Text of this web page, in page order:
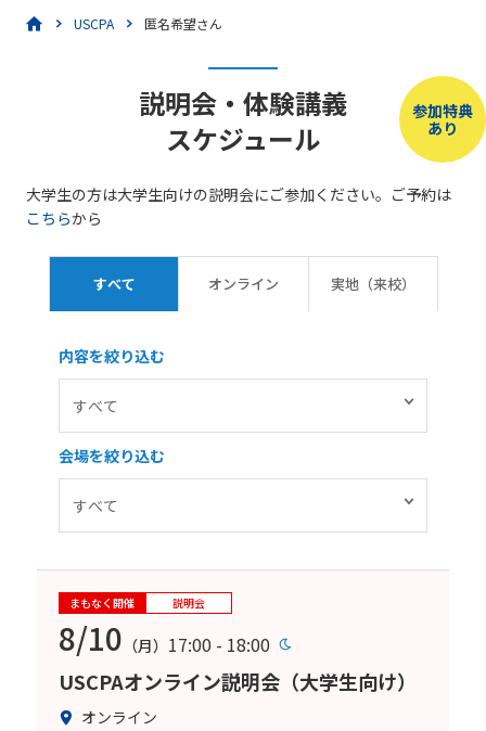
USCPA 匿名希望さん
参加特典
あり
説明会・体験講義
スケジュール
大学生の方は大学生向けの説明会にご参加ください。ご予約は
こちらから
すべて オンライン 実地（来校）
内容を絞り込む
会場を絞り込む
まもなく開催 説明会
8/10 （月） 17:00 - 18:00
USCPAオンライン説明会（大学生向け）
オンライン